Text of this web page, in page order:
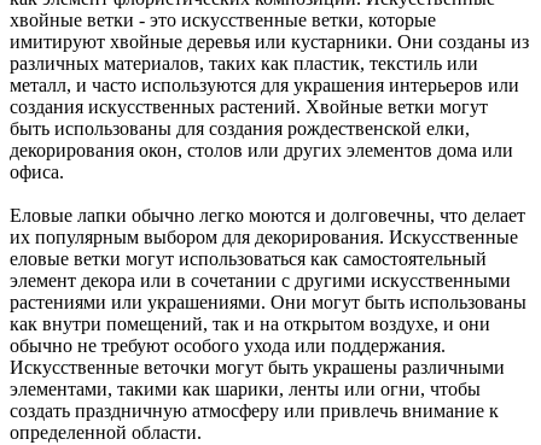
хвойные ветки - это искусственные ветки, которые
имитируют хвойные деревья или кустарники. Они созданы из
различных материалов, таких как пластик, текстиль или
металл, и часто используются для украшения интерьеров или
создания искусственных растений. Хвойные ветки могут
быть использованы для создания рождественской елки,
декорирования окон, столов или других элементов дома или
офиса.
Еловые лапки обычно легко моются и долговечны, что делает
их популярным выбором для декорирования. Искусственные
еловые ветки могут использоваться как самостоятельный
элемент декора или в сочетании с другими искусственными
растениями или украшениями. Они могут быть использованы
как внутри помещений, так и на открытом воздухе, и они
обычно не требуют особого ухода или поддержания.
Искусственные веточки могут быть украшены различными
элементами, такими как шарики, ленты или огни, чтобы
создать праздничную атмосферу или привлечь внимание к
определенной области.